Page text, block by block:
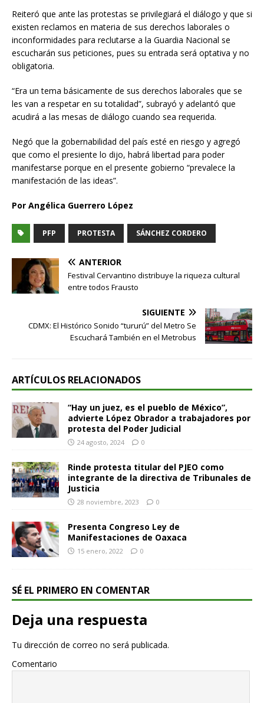
Reiteró que ante las protestas se privilegiará el diálogo y que si
existen reclamos en materia de sus derechos laborales o
inconformidades para reclutarse a la Guardia Nacional se
escucharán sus peticiones, pues su entrada será optativa y no
obligatoria.
“Era un tema básicamente de sus derechos laborales que se
les van a respetar en su totalidad”, subrayó y adelantó que
acudirá a las mesas de diálogo cuando sea requerida.
Negó que la gobernabilidad del país esté en riesgo y agregó
que como el presiente lo dijo, habrá libertad para poder
manifestarse porque en el presente gobierno “prevalece la
manifestación de las ideas”.
Por Angélica Guerrero López
PFP PROTESTA SÁNCHEZ CORDERO
ANTERIOR
Festival Cervantino distribuye la riqueza cultural
entre todos Frausto
SIGUIENTE
CDMX: El Histórico Sonido “tururú” del Metro Se
Escuchará También en el Metrobus
ARTÍCULOS RELACIONADOS
“Hay un juez, es el pueblo de México”,
advierte López Obrador a trabajadores por
protesta del Poder Judicial
24 agosto, 2024 0
Rinde protesta titular del PJEO como
integrante de la directiva de Tribunales de
Justicia
28 noviembre, 2023 0
Presenta Congreso Ley de
Manifestaciones de Oaxaca
15 enero, 2022 0
SÉ EL PRIMERO EN COMENTAR
Deja una respuesta
Tu dirección de correo no será publicada.
Comentario